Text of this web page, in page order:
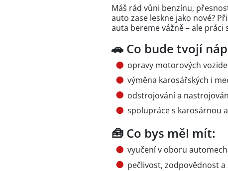
Máš rád vůni benzínu,
auto zase leskne jako nové?
auta bereme vážně – ale práci
🚗 Co bude tvojí
opravy motorových
výměna karosářských i
odstrojování a
spolupráce s karosárnou
🧰 Co bys měl mít:
vyučení v oboru
pečlivost, zodpovědnost